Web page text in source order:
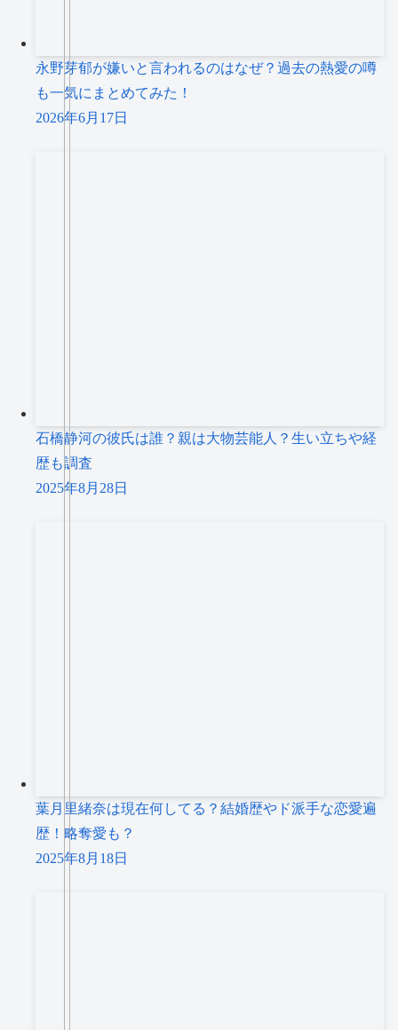
永野芽郁が嫌いと言われるのはなぜ？過去の熱愛の噂
も一気にまとめてみた！
2026年6月17日
石橋静河の彼氏は誰？親は大物芸能人？生い立ちや経
歴も調査
2025年8月28日
葉月里緒奈は現在何してる？結婚歴やド派手な恋愛遍
歴！略奪愛も？
2025年8月18日